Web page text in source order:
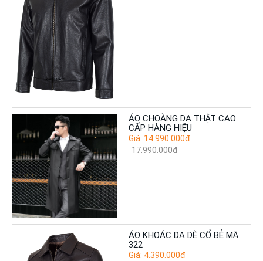
ÁO CHOÀNG DA THẬT CAO
CẤP HÀNG HIỆU
Giá: 14.990.000đ
17.990.000đ
ÁO KHOÁC DA DÊ CỔ BẺ MÃ
322
Giá: 4.390.000đ